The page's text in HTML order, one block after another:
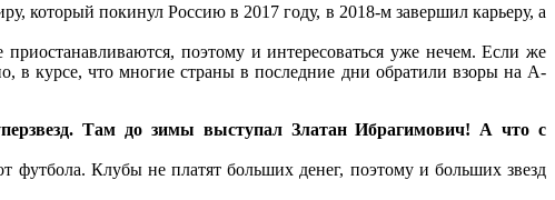
который покинул Россию в 2017 году, в 2018-м завершил карьеру, а
поэтому и интересоваться уже нечем. Если же
в курсе, что многие страны в последние дни обратили взоры на А-
Там до зимы выступал Златан Ибрагимович! А что с
Клубы не платят больших денег, поэтому и больших звезд